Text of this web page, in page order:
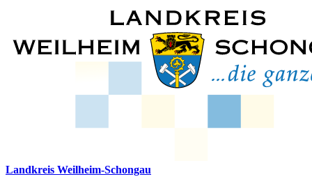
Landkreis Weilheim-Schongau